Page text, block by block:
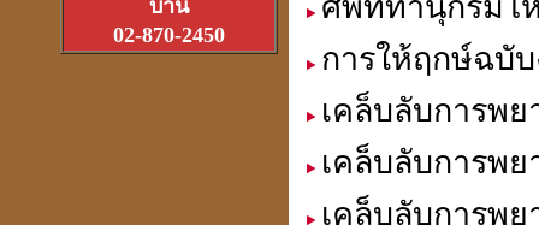
ที่สุดแห่งเจ้าพิธีเทวาภิเษก
จตุคามราเทพ27 มิ.ย.2550
บ้าน
02-870-2450
ศัพท์ทานุกรมโ
การให้ฤกษ์ฉบั
เคล็บลับการพย
เคล็บลับการพย
เคล็บลับการพย